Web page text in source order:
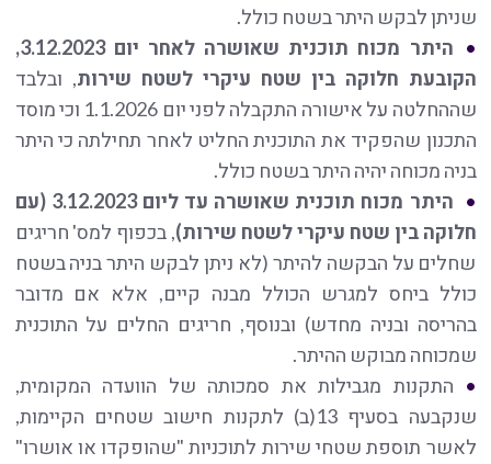
שניתן לבקש היתר בשטח כולל.
היתר מכוח תוכנית שאושרה לאחר יום 3.12.2023,
הקובעת חלוקה בין שטח עיקרי לשטח שירות, ובלבד
שההחלטה על אישורה התקבלה לפני יום 1.1.2026 וכי מוסד
התכנון שהפקיד את התוכנית החליט לאחר תחילתה כי היתר
בניה מכוחה יהיה היתר בשטח כולל.
היתר מכוח תוכנית שאושרה עד ליום 3.12.2023 (עם
חלוקה בין שטח עיקרי לשטח שירות), בכפוף למס' חריגים
שחלים על הבקשה להיתר (לא ניתן לבקש היתר בניה בשטח
כולל ביחס למגרש הכולל מבנה קיים, אלא אם מדובר
בהריסה ובניה מחדש) ובנוסף, חריגים החלים על התוכנית
שמכוחה מבוקש ההיתר.
התקנות מגבילות את סמכותה של הוועדה המקומית,
שנקבעה בסעיף 13(ב) לתקנות חישוב שטחים הקיימות,
לאשר תוספת שטחי שירות לתוכניות "שהופקדו או אושרו"